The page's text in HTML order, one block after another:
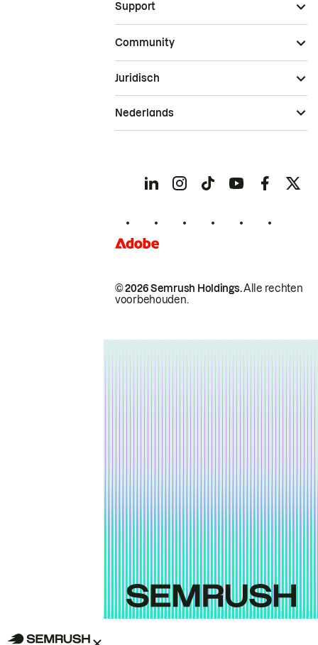
Support
Community
© 2026 Semrush Holdings.Alle rechten
voorbehouden.
Juridisch
Nederlands